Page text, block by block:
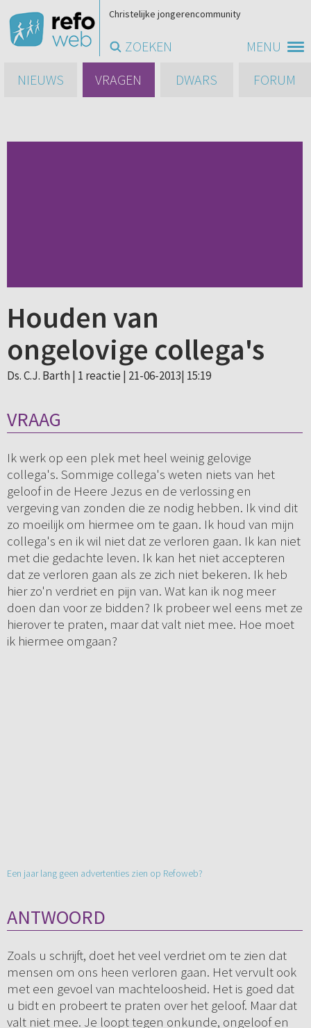
MENU
Christelijke jongerencommunity
ZOEKEN
NIEUWS
VRAGEN DWARS FORUM
Houden van
ongelovige collega's
Ds. C.J. Barth | 1 reactie | 21-06-2013| 15:19
VRAAG
Ik werk op een plek met heel weinig gelovige
collega's. Sommige collega's weten niets van het
geloof in de Heere Jezus en de verlossing en
vergeving van zonden die ze nodig hebben. Ik vind dit
zo moeilijk om hiermee om te gaan. Ik houd van mijn
collega's en ik wil niet dat ze verloren gaan. Ik kan niet
met die gedachte leven. Ik kan het niet accepteren
dat ze verloren gaan als ze zich niet bekeren. Ik heb
hier zo'n verdriet en pijn van. Wat kan ik nog meer
doen dan voor ze bidden? Ik probeer wel eens met ze
hierover te praten, maar dat valt niet mee. Hoe moet
ik hiermee omgaan?
Een jaar lang geen advertenties zien op Refoweb?
ANTWOORD
Zoals u schrijft, doet het veel verdriet om te zien dat
mensen om ons heen verloren gaan. Het vervult ook
met een gevoel van machteloosheid. Het is goed dat
u bidt en probeert te praten over het geloof. Maar dat
valt niet mee. Je loopt tegen onkunde, ongeloof en